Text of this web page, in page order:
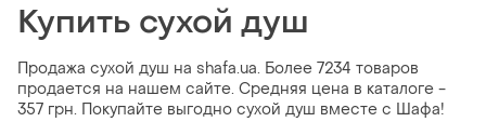
Купить сухой душ
Продажа сухой душ на shafa.ua. Более 7234 товаров
продается на нашем сайте. Средняя цена в каталоге -
357 грн. Покупайте выгодно сухой душ вместе с Шафа!